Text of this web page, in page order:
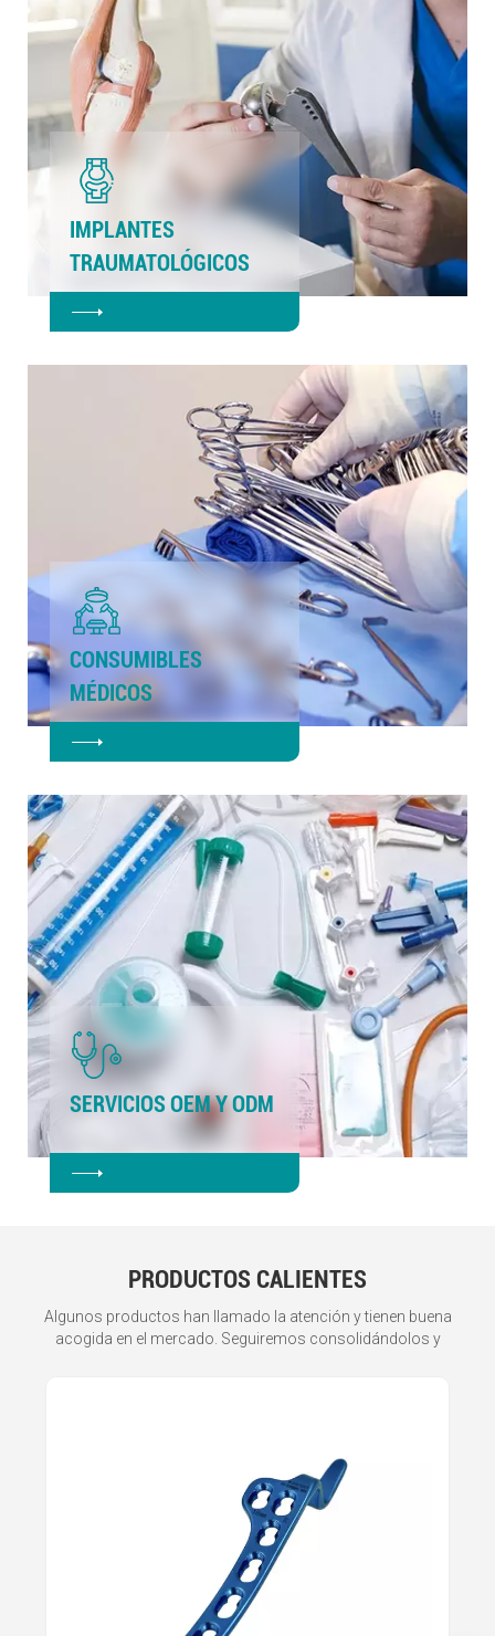
IMPLANTES
TRAUMATOLÓGICOS
CONSUMIBLES
MÉDICOS
SERVICIOS OEM Y ODM
Servicios OEM y
ODM de Gohemed
Empoderar la
innovación y el
crecimiento en
Soluciones flexibles
Eficiencia y calidad van de
la mano
Colaboración profunda y
apoyo continuo
PRODUCTOS CALIENTES
Algunos productos han llamado la atención y tienen buena
acogida en el mercado. Seguiremos consolidándolos y